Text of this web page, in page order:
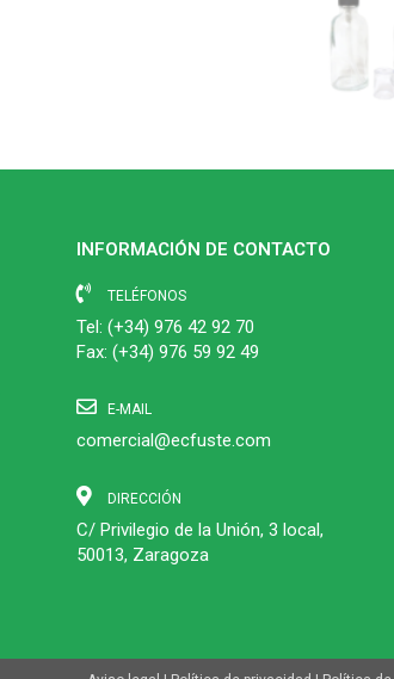
INFORMACIÓN DE CONTACTO
TELÉFONOS
Tel: (+34) 976 42 92 70
Fax: (+34) 976 59 92 49
E-MAIL
comercial@ecfuste.com
DIRECCIÓN
C/ Privilegio de la Unión, 3 local,
50013, Zaragoza